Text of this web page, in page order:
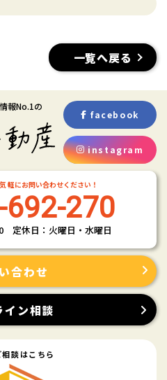
一覧へ戻る
報No.1の
facebook
instagram
軽にお問い合わせください！
270
定休日：火曜日・水曜日
合わせ
イン相談
談はこちら